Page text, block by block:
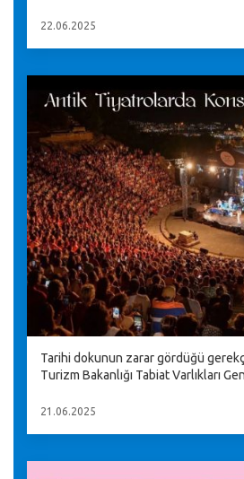
22.06.2025
Tarihi dokunun zarar gördüğü
Turizm Bakanlığı Tabiat Varlıkları
21.06.2025